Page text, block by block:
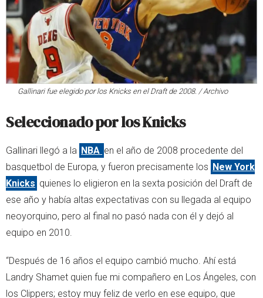
Gallinari fue elegido por los Knicks en el Draft de 2008. / Archivo
Seleccionado por los Knicks
Gallinari llegó a la NBA en el año de 2008 procedente del
basquetbol de Europa, y fueron precisamente los New York
Knicks quienes lo eligieron en la sexta posición del Draft de
ese año y había altas expectativas con su llegada al equipo
neoyorquino, pero al final no pasó nada con él y dejó al
equipo en 2010.
“Después de 16 años el equipo cambió mucho. Ahí está
Landry Shamet quien fue mi compañero en Los Ángeles, con
los Clippers; estoy muy feliz de verlo en ese equipo, que